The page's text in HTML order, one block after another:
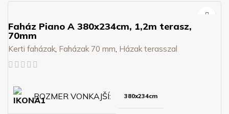
Faház Piano A 380x234cm, 1,2m terasz,
70mm
Kerti faházak Faházak 70 mm Házak terasszal
ROZMER VONKAJŠÍ 380x234cm